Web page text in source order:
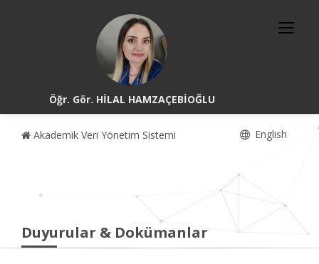
Öğr. Gör. HİLAL HAMZAÇEBİOĞLU
Akademik Veri Yönetim Sistemi English
Duyurular & Dokümanlar